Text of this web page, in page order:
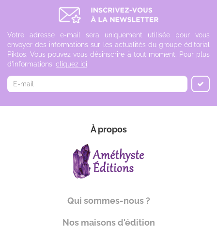
Votre adresse e-mail sera uniquement utilisée pour vous
envoyer des informations sur les actualités du groupe éditorial
Piktos. Vous pouvez vous désinscrire à tout moment. Pour plus
d'informations, cliquez ici.
À propos
Qui sommes-nous ?
Nos maisons d'édition